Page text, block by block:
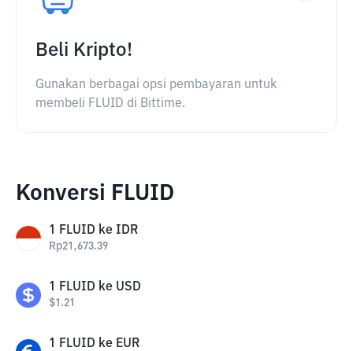
Beli Kripto!
Gunakan berbagai opsi pembayaran untuk
membeli FLUID di Bittime.
Konversi FLUID
1 FLUID ke IDR
Rp21,673.39
1 FLUID ke USD
$1.21
1 FLUID ke EUR